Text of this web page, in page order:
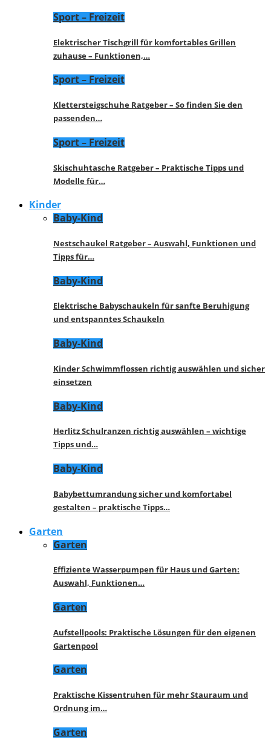
Sport – Freizeit
Elektrischer Tischgrill für komfortables Grillen
zuhause – Funktionen,…
Sport – Freizeit
Klettersteigschuhe Ratgeber – So finden Sie den
passenden…
Sport – Freizeit
Skischuhtasche Ratgeber – Praktische Tipps und
Modelle für…
Kinder
Baby-Kind
Nestschaukel Ratgeber – Auswahl, Funktionen und
Tipps für…
Baby-Kind
Elektrische Babyschaukeln für sanfte Beruhigung
und entspanntes Schaukeln
Baby-Kind
Kinder Schwimmflossen richtig auswählen und sicher
einsetzen
Baby-Kind
Herlitz Schulranzen richtig auswählen – wichtige
Tipps und…
Baby-Kind
Babybettumrandung sicher und komfortabel
gestalten – praktische Tipps…
Garten
Garten
Effiziente Wasserpumpen für Haus und Garten:
Auswahl, Funktionen…
Garten
Aufstellpools: Praktische Lösungen für den eigenen
Gartenpool
Garten
Praktische Kissentruhen für mehr Stauraum und
Ordnung im…
Garten